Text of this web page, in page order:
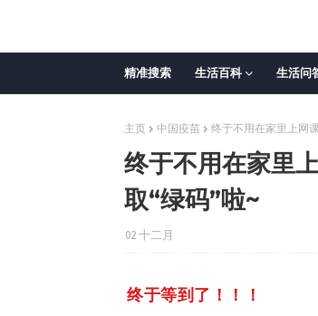
精准搜索 生活百科 生活问
主页 中国疫苗 终于不用在家里上网
终于不用在家里
取“绿码”啦~
02 十二月
终于等到了！！！